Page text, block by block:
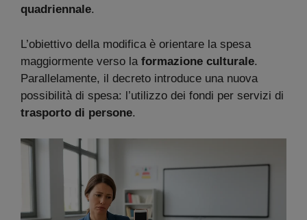
quadriennale.
L’obiettivo della modifica è orientare la spesa
maggiormente verso la formazione culturale.
Parallelamente, il decreto introduce una nuova
possibilità di spesa: l’utilizzo dei fondi per servizi di
trasporto di persone.